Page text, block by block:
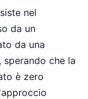
nel
da un
da una
sperando che la
è zero